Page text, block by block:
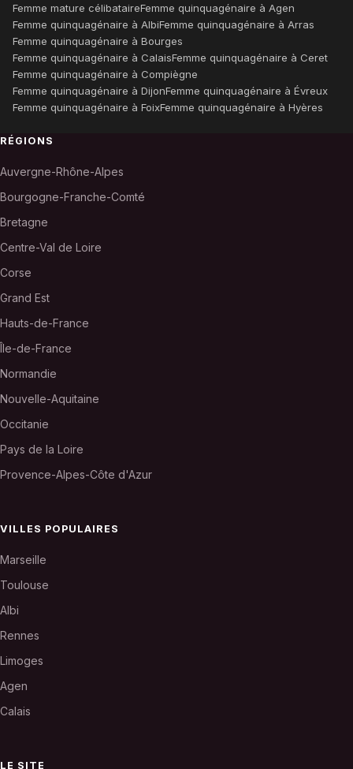
Femme mature célibataireFemme quinquagénaire à Agen
Femme quinquagénaire à AlbiFemme quinquagénaire à Arras
Femme quinquagénaire à Bourges
Femme quinquagénaire à CalaisFemme quinquagénaire à Ceret
Femme quinquagénaire à Compiègne
Femme quinquagénaire à DijonFemme quinquagénaire à Évreux
Femme quinquagénaire à FoixFemme quinquagénaire à Hyères
RÉGIONS
Auvergne-Rhône-Alpes
Bourgogne-Franche-Comté
Bretagne
Centre-Val de Loire
Corse
Grand Est
Hauts-de-France
Île-de-France
Normandie
Nouvelle-Aquitaine
Occitanie
Pays de la Loire
Provence-Alpes-Côte d'Azur
VILLES POPULAIRES
Marseille
Toulouse
Albi
Rennes
Limoges
Agen
Calais
LE SITE